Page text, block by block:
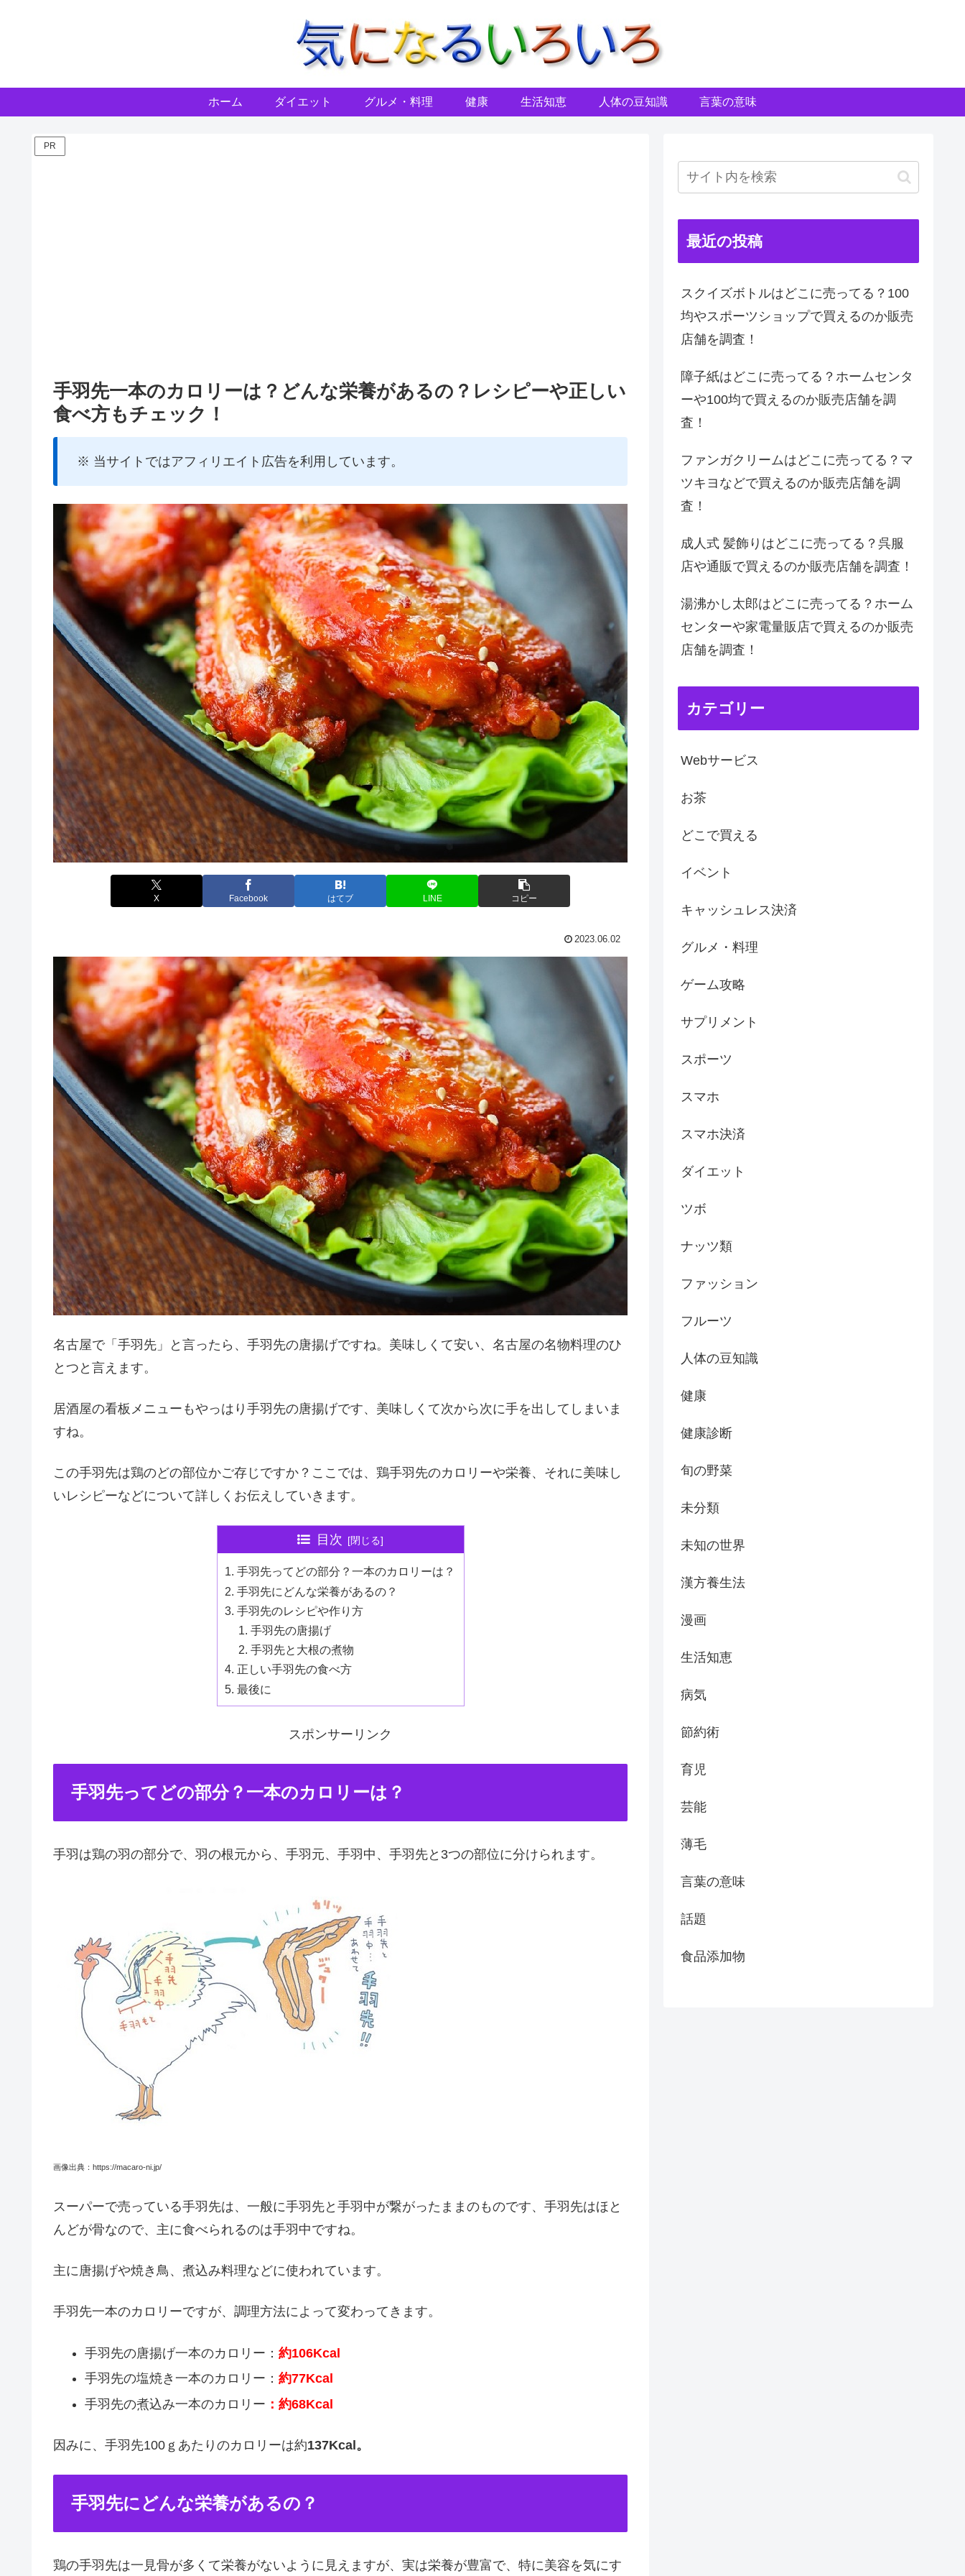
ホーム ダイエット グルメ・料理 健康 生活知恵 人体の豆知識 言葉の意味
PR
手羽先一本のカロリーは？どんな栄養があるの？レシピーや正しい
食べ方もチェック！
※ 当サイトではアフィリエイト広告を利用しています。
X Facebook はてブ LINE コピー
2023.06.02
名古屋で「手羽先」と言ったら、手羽先の唐揚げですね。美味しくて安い、名古屋の名物料理のひ
とつと言えます。
居酒屋の看板メニューもやっはり手羽先の唐揚げです、美味しくて次から次に手を出してしまいま
すね。
この手羽先は鶏のどの部位かご存じですか？ここでは、鶏手羽先のカロリーや栄養、それに美味し
いレシピーなどについて詳しくお伝えしていきます。
目次
手羽先ってどの部分？一本のカロリーは？
手羽先にどんな栄養があるの？
手羽先のレシピや作り方
手羽先の唐揚げ
手羽先と大根の煮物
正しい手羽先の食べ方
最後に
スポンサーリンク
手羽先ってどの部分？一本のカロリーは？
手羽は鶏の羽の部分で、羽の根元から、手羽元、手羽中、手羽先と3つの部位に分けられます。
画像出典：https://macaro-ni.jp/
スーパーで売っている手羽先は、一般に手羽先と手羽中が繋がったままのものです、手羽先はほと
んどが骨なので、主に食べられるのは手羽中ですね。
主に唐揚げや焼き鳥、煮込み料理などに使われています。
手羽先一本のカロリーですが、調理方法によって変わってきます。
手羽先の唐揚げ一本のカロリー： 約106Kcal
手羽先の塩焼き一本のカロリー： 約77Kcal
手羽先の煮込み一本のカロリー ：約68Kcal
因みに、手羽先100ｇあたりのカロリーは約137Kcal。
手羽先にどんな栄養があるの？
鶏の手羽先は一見骨が多くて栄養がないように見えますが、実は栄養が豊富で、特に美容を気にす
最近の投稿
スクイズボトルはどこに売ってる？100
均やスポーツショップで買えるのか販売
店舗を調査！
障子紙はどこに売ってる？ホームセンタ
ーや100均で買えるのか販売店舗を調
査！
ファンガクリームはどこに売ってる？マ
ツキヨなどで買えるのか販売店舗を調
査！
成人式 髪飾りはどこに売ってる？呉服
店や通販で買えるのか販売店舗を調査！
湯沸かし太郎はどこに売ってる？ホーム
センターや家電量販店で買えるのか販売
店舗を調査！
カテゴリー
Webサービス
お茶
どこで買える
イベント
キャッシュレス決済
グルメ・料理
ゲーム攻略
サプリメント
スポーツ
スマホ
スマホ決済
ダイエット
ツボ
ナッツ類
ファッション
フルーツ
人体の豆知識
健康
健康診断
旬の野菜
未分類
未知の世界
漢方養生法
漫画
生活知恵
病気
節約術
育児
芸能
薄毛
言葉の意味
話題
食品添加物